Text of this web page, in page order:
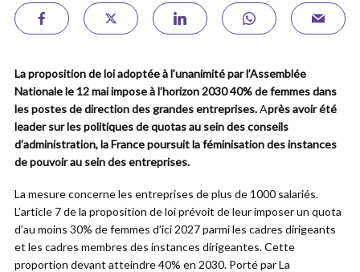
La proposition de loi adoptée à l’unanimité par l’Assemblée
Nationale le 12 mai impose à l’horizon 2030 40% de femmes dans
les postes de direction des grandes entreprises.Après avoir été
leader sur les politiques de quotas au sein des conseils
d’administration, la France poursuit la féminisation des instances
de pouvoir au sein des entreprises.
La mesure concerne les entreprises de plus de 1000 salariés.
L’article 7 de la proposition de loi prévoit de leur imposer un quota
d’au moins 30% de femmes d’ici 2027 parmi les cadres dirigeants
et les cadres membres des instances dirigeantes. Cette
proportion devant atteindre 40% en 2030. Porté par La